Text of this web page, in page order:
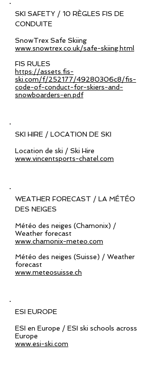
SKI SAFETY / 10 RÈGLES FIS DE
CONDUITE
SnowTrex Safe Skiing
www.snowtrex.co.uk/safe-skiing.html
FIS RULES
https://assets.fis-
ski.com/f/252177/49280306c8/fis-
code-of-conduct-for-skiers-and-
snowboarders-en.pdf
SKI HIRE / LOCATION DE SKI
Location de ski / Ski Hire
www.vincentsports-chatel.com
WEATHER FORECAST / LA MÉTÉO
DES NEIGES
Météo des neiges (Chamonix) /
Weather forecast
www.chamonix-meteo.com
Météo des neiges (Suisse) / Weather
forecast
www.meteosuisse.ch
ESI EUROPE
ESI en Europe / ESI ski schools across
Europe
www.esi-ski.com